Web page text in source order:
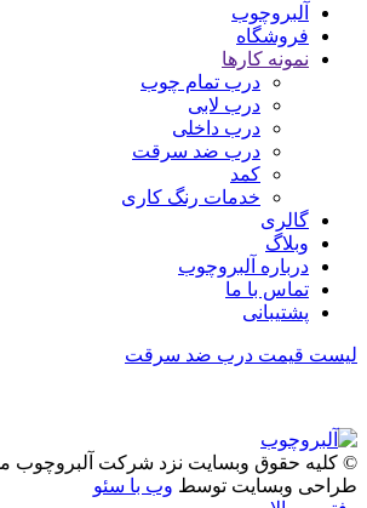
آلبروچوب
فروشگاه
نمونه کارها
درب تمام چوب
درب لابی
درب داخلی
درب ضد سرقت
کمد
خدمات رنگ کاری
گالری
وبلاگ
درباره آلبروچوب
تماس با ما
پشتیبانی
لیست قیمت درب ضد سرقت
© کلیه حقوق وبسایت نزد شرکت
طراحی وبسایت توسط وب با سئو